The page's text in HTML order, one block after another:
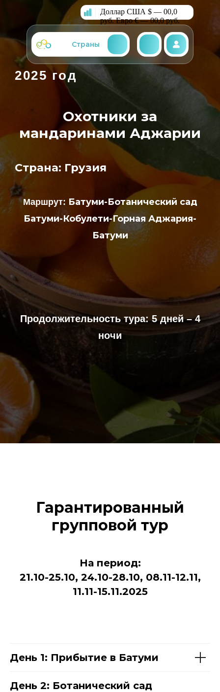
Доллар США $ — 00,0
руб. Евро € — 00,0 руб.
Страны
2025 год
Охотники за
мандаринами Аджарии
Страна: Грузия
Maршрут: Батуми-Ботанический сад
Батуми-Кобулети-Горная Аджария-
Батуми
Продолжительность тура: 5 дней – 4
ночи
Гарантированный
групповой тур
На период:
21.10-25.10, 24.10-28.10, 08.11-12.11,
11.11-15.11.2025
День 1: Прибытие в Батуми
День 2: Ботанический сад